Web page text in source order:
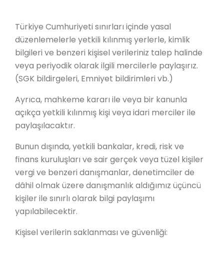
Türkiye Cumhuriyeti sınırları içinde yasal
düzenlemelerle yetkili kılınmış yerlerle, kimlik
bilgileri ve benzeri kişisel verileriniz talep halinde
veya periyodik olarak ilgili mercilerle paylaşırız.
(SGK bildirgeleri, Emniyet bildirimleri vb.)
Ayrıca, mahkeme kararı ile veya bir kanunla
açıkça yetkili kılınmış kişi veya idari merciler ile
paylaşılacaktır.
Bunun dışında, yetkili bankalar, kredi, risk ve
finans kuruluşları ve sair gerçek veya tüzel kişiler
vergi ve benzeri danışmanlar, denetimciler de
dâhil olmak üzere danışmanlık aldığımız üçüncü
kişiler ile sınırlı olarak bilgi paylaşımı
yapılabilecektir.
Kişisel verilerin saklanması ve güvenliği: